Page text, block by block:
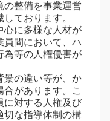
の整備を事業運営
ております。
心に多様な人材が
員間において、ハ
為等の人権侵害が
景の違い等が、か
があります。こ
に対する人権及び
切な指導体制の構